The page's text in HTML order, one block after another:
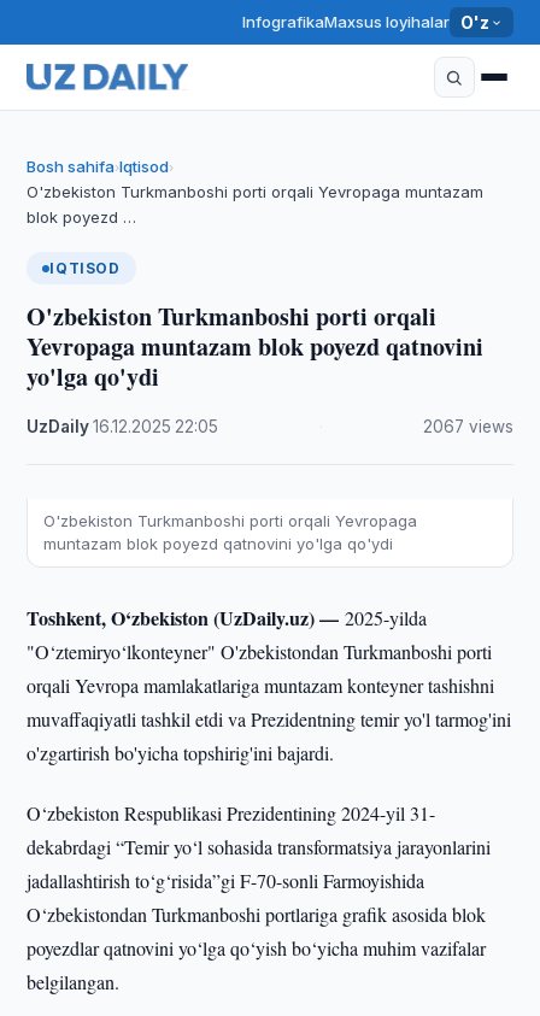
InfografikaMaxsus loyihalar O'z
Bosh sahifa›Iqtisod›
O'zbekiston Turkmanboshi porti orqali Yevropaga muntazam
blok poyezd …
IQTISOD
O'zbekiston Turkmanboshi porti orqali
Yevropaga muntazam blok poyezd qatnovini
yo'lga qo'ydi
UzDaily·16.12.2025 22:05 2067 views
O'zbekiston Turkmanboshi porti orqali Yevropaga
muntazam blok poyezd qatnovini yo'lga qo'ydi
Toshkent, O‘zbekiston (UzDaily.uz) —2025-yilda
"O‘ztemiryo‘lkonteyner" O'zbekistondan Turkmanboshi porti
orqali Yevropa mamlakatlariga muntazam konteyner tashishni
muvaffaqiyatli tashkil etdi va Prezidentning temir yo'l tarmog'ini
o'zgartirish bo'yicha topshirig'ini bajardi.
O‘zbekiston Respublikasi Prezidentining 2024-yil 31-
dekabrdagi “Temir yo‘l sohasida transformatsiya jarayonlarini
jadallashtirish to‘g‘risida”gi F-70-sonli Farmoyishida
O‘zbekistondan Turkmanboshi portlariga grafik asosida blok
poyezdlar qatnovini yo‘lga qo‘yish bo‘yicha muhim vazifalar
belgilangan.